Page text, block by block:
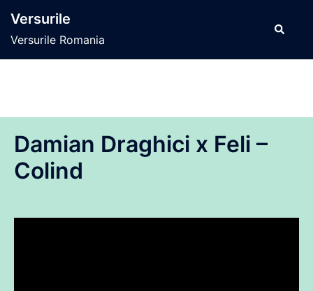
conținut
Versurile
Versurile Romania
Caută
Damian Draghici x ‪Feli –
Colind